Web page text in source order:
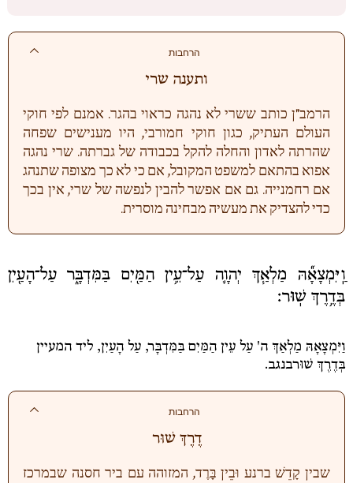
קופת
שלי
חסות
הרחבות
ותענה שרי
הרמב"ן כותב ששרי לא נהגה כראוי בהגר. אמנם לפי חוקי
העולם העתיק, כגון חוקי חמורבי, היו מענישים שפחה
שהרתה לאדון והחלה להקל בכבודה של גברתה. שרי נהגה
אפוא בהתאם למשפט המקובל, אם כי לא כך מצופה שתנהג
אם רחמנייה. גם אם אפשר להבין לנפשה של שרי, אין בכך
כדי להצדיק את מעשיה מבחינה מוסרית.
וַֽיִּמְצָאָ֞הּ מַלְאַ֧ךְ יְהוָ֛ה עַל־עֵ֥ין הַמַּ֖יִם בַּמִּדְבָּ֑ר עַל־הָעַ֖יִן
בְּדֶ֥רֶךְ שֽׁוּר׃
וַיִּמְצָאָהּ מַלְאַךְ ה' עַל עֵין הַמַּיִם בַּמִּדְבָּר, עַל הָעַיִן, ליד המעיין
בְּדֶרֶךְ שׁוּרבנגב.
הרחבות
דֶרֶךְ שׁוּר
שבין קָדֵשׁ ברנע וּבֵין בָּרֶד, המזוהה עם ביר חסנה שבמרכז